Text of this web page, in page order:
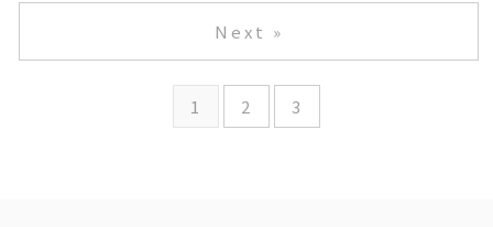
1 2 3
Next »